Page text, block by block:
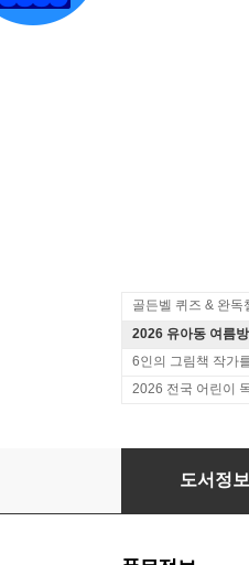
골든벨 퀴즈 & 완독
2026 유아동 여름
6인의 그림책 작가
2026 전국 어린이
[YES24 책 읽
도서정보